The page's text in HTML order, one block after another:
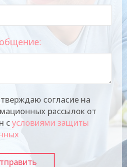
согласие на
рассылок от
сусловиями защиты